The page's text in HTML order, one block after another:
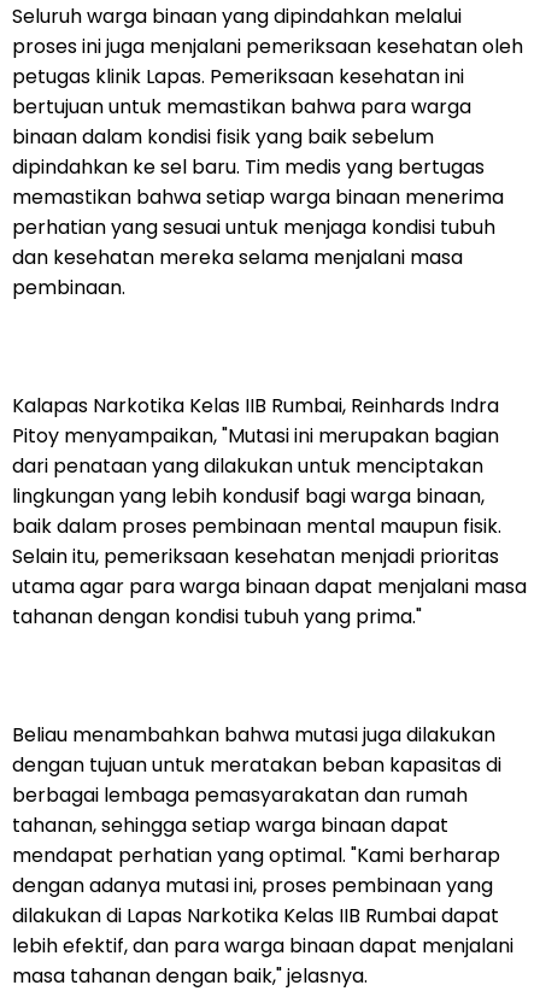
Seluruh warga binaan yang dipindahkan melalui
proses ini juga menjalani pemeriksaan kesehatan oleh
petugas klinik Lapas. Pemeriksaan kesehatan ini
bertujuan untuk memastikan bahwa para warga
binaan dalam kondisi fisik yang baik sebelum
dipindahkan ke sel baru. Tim medis yang bertugas
memastikan bahwa setiap warga binaan menerima
perhatian yang sesuai untuk menjaga kondisi tubuh
dan kesehatan mereka selama menjalani masa
pembinaan.
Kalapas Narkotika Kelas IIB Rumbai, Reinhards Indra
Pitoy menyampaikan, "Mutasi ini merupakan bagian
dari penataan yang dilakukan untuk menciptakan
lingkungan yang lebih kondusif bagi warga binaan,
baik dalam proses pembinaan mental maupun fisik.
Selain itu, pemeriksaan kesehatan menjadi prioritas
utama agar para warga binaan dapat menjalani masa
tahanan dengan kondisi tubuh yang prima."
Beliau menambahkan bahwa mutasi juga dilakukan
dengan tujuan untuk meratakan beban kapasitas di
berbagai lembaga pemasyarakatan dan rumah
tahanan, sehingga setiap warga binaan dapat
mendapat perhatian yang optimal. "Kami berharap
dengan adanya mutasi ini, proses pembinaan yang
dilakukan di Lapas Narkotika Kelas IIB Rumbai dapat
lebih efektif, dan para warga binaan dapat menjalani
masa tahanan dengan baik," jelasnya.